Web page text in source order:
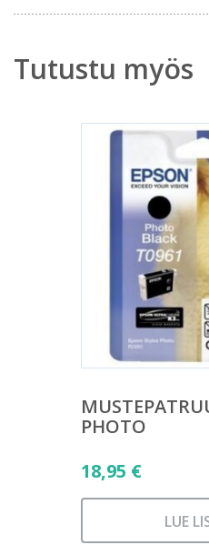
Tutustu myös
PHOTO
18,95 €
LUE